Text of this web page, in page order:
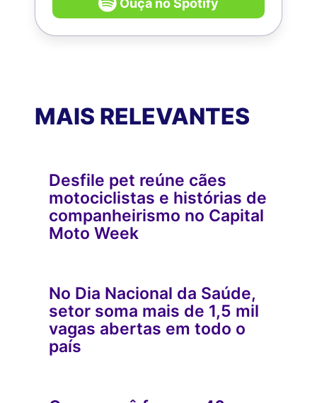
Ouça no Spotify
MAIS RELEVANTES
Desfile pet reúne cães
motociclistas e histórias de
companheirismo no Capital
Moto Week
No Dia Nacional da Saúde,
setor soma mais de 1,5 mil
vagas abertas em todo o
país